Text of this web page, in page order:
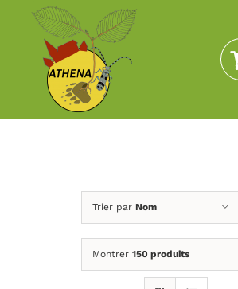
Passer
contenu
Trier par Nom
Montrer 150 produits